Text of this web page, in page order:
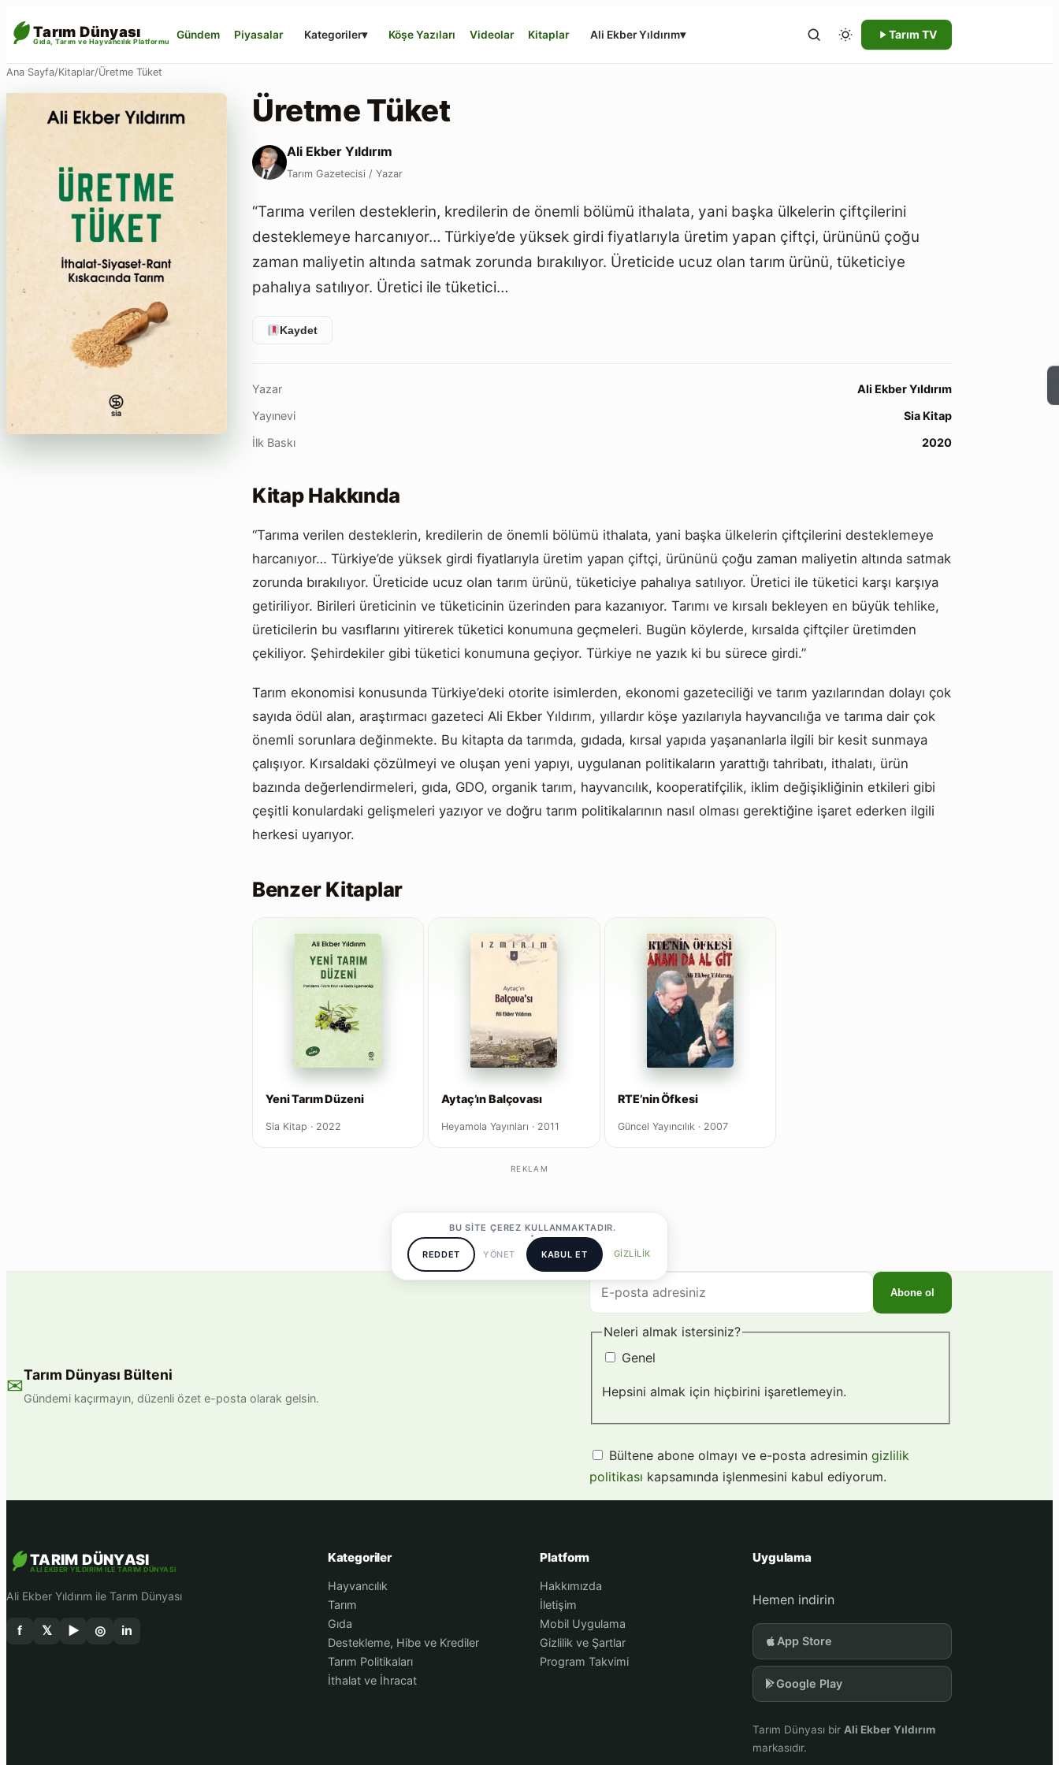
Tarım Dünyası
Gıda, Tarım ve Hayvancılık Platformu
Gündem Piyasalar Kategoriler▾ Köşe Yazıları Videolar Kitaplar Ali Ekber Yıldırım▾ Tarım TV
Ana Sayfa/Kitaplar/Üretme Tüket
Üretme Tüket
Ali Ekber Yıldırım
Tarım Gazetecisi / Yazar
“Tarıma verilen desteklerin, kredilerin de önemli bölümü ithalata, yani başka ülkelerin çiftçilerini
desteklemeye harcanıyor… Türkiye’de yüksek girdi fiyatlarıyla üretim yapan çiftçi, ürününü çoğu
zaman maliyetin altında satmak zorunda bırakılıyor. Üreticide ucuz olan tarım ürünü, tüketiciye
pahalıya satılıyor. Üretici ile tüketici…
Kaydet
Yazar
Ali Ekber Yıldırım
Yayınevi
Sia Kitap
İlk Baskı
2020
Kitap Hakkında
“Tarıma verilen desteklerin, kredilerin de önemli bölümü ithalata, yani başka ülkelerin çiftçilerini desteklemeye
harcanıyor… Türkiye’de yüksek girdi fiyatlarıyla üretim yapan çiftçi, ürününü çoğu zaman maliyetin altında satmak
zorunda bırakılıyor. Üreticide ucuz olan tarım ürünü, tüketiciye pahalıya satılıyor. Üretici ile tüketici karşı karşıya
getiriliyor. Birileri üreticinin ve tüketicinin üzerinden para kazanıyor. Tarımı ve kırsalı bekleyen en büyük tehlike,
üreticilerin bu vasıflarını yitirerek tüketici konumuna geçmeleri. Bugün köylerde, kırsalda çiftçiler üretimden
çekiliyor. Şehirdekiler gibi tüketici konumuna geçiyor. Türkiye ne yazık ki bu sürece girdi.”
Tarım ekonomisi konusunda Türkiye’deki otorite isimlerden, ekonomi gazeteciliği ve tarım yazılarından dolayı çok
sayıda ödül alan, araştırmacı gazeteci Ali Ekber Yıldırım, yıllardır köşe yazılarıyla hayvancılığa ve tarıma dair çok
önemli sorunlara değinmekte. Bu kitapta da tarımda, gıdada, kırsal yapıda yaşananlarla ilgili bir kesit sunmaya
çalışıyor. Kırsaldaki çözülmeyi ve oluşan yeni yapıyı, uygulanan politikaların yarattığı tahribatı, ithalatı, ürün
bazında değerlendirmeleri, gıda, GDO, organik tarım, hayvancılık, kooperatifçilik, iklim değişikliğinin etkileri gibi
çeşitli konulardaki gelişmeleri yazıyor ve doğru tarım politikalarının nasıl olması gerektiğine işaret ederken ilgili
herkesi uyarıyor.
Benzer Kitaplar
Yeni Tarım Düzeni
Sia Kitap · 2022
Aytaç’ın Balçovası
Heyamola Yayınları · 2011
RTE’nin Öfkesi
Güncel Yayıncılık · 2007
REKLAM
✉Tarım Dünyası Bülteni
Gündemi kaçırmayın, düzenli özet e-posta olarak gelsin.
E-
posta
adresiniz
Abone ol
Neleri almak istersiniz?
Genel
Hepsini almak için hiçbirini işaretlemeyin.
Bültene abone olmayı ve e-posta adresimin gizlilik
politikası kapsamında işlenmesini kabul ediyorum.
TARIM DÜNYASI
ALI EKBER YILDIRIM ILE TARIM DÜNYASI
Ali Ekber Yıldırım ile Tarım Dünyası
f 𝕏 ▶ ◎ in
Kategoriler
Hayvancılık
Tarım
Gıda
Destekleme, Hibe ve Krediler
Tarım Politikaları
İthalat ve İhracat
Platform
Hakkımızda
İletişim
Mobil Uygulama
Gizlilik ve Şartlar
Program Takvimi
Uygulama
Hemen indirin
App Store
Google Play
Tarım Dünyası bir Ali Ekber Yıldırım
markasıdır.
BU SITE ÇEREZ KULLANMAKTADIR.
REDDET YÖNET KABUL ET GIZLILIK